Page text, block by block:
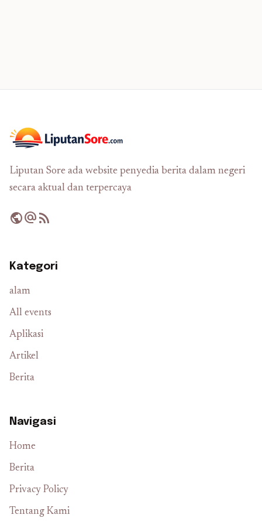
Liputan Sore ada website penyedia berita dalam negeri
secara aktual dan terpercaya
publicalternate_emailrss_feed
Kategori
alam
All events
Aplikasi
Artikel
Berita
Navigasi
Home
Berita
Privacy Policy
Tentang Kami